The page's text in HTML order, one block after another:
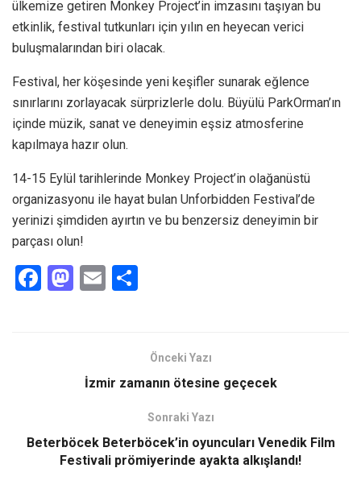
ülkemize getiren Monkey Project’in imzasını taşıyan bu
etkinlik, festival tutkunları için yılın en heyecan verici
buluşmalarından biri olacak.
Festival, her köşesinde yeni keşifler sunarak eğlence
sınırlarını zorlayacak sürprizlerle dolu. Büyülü ParkOrman’ın
içinde müzik, sanat ve deneyimin eşsiz atmosferine
kapılmaya hazır olun.
14-15 Eylül tarihlerinde Monkey Project’in olağanüstü
organizasyonu ile hayat bulan Unforbidden Festival’de
yerinizi şimdiden ayırtın ve bu benzersiz deneyimin bir
parçası olun!
F
k
M
d
n
E
Önceki Yazı
İzmir zamanın ötesine geçecek
Sonraki Yazı
Beterböcek Beterböcek’in oyuncuları Venedik Film
Festivali prömiyerinde ayakta alkışlandı!